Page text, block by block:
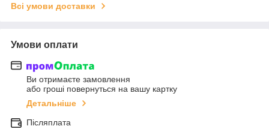
Всі умови доставки
Умови оплати
Ви отримаєте замовлення
або гроші повернуться на вашу картку
Детальніше
Післяплата